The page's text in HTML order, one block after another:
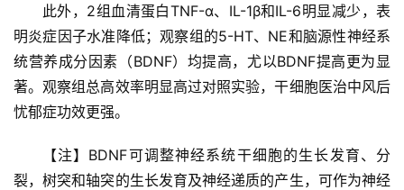
页
行
讯
此外，2组血清蛋白TNF-α、IL-1β和IL-6明显减少，表
明炎症因子水准降低；观察组的5-HT、NE和脑源性神经系
统营养成分因素（BDNF）均提高，尤以BDNF提高更为显
著。观察组总高效率明显高过对照实验，干细胞医治中风后
忧郁症功效更强。
【注】BDNF可调整神经系统干细胞的生长发育、分
裂，树突和轴突的生长发育及神经递质的产生，可作为神经